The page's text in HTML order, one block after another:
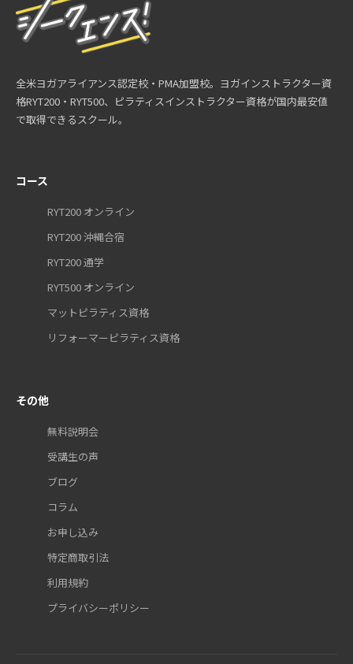
全米ヨガアライアンス認定校・PMA加盟校。ヨガインストラクター資
格RYT200・RYT500、ピラティスインストラクター資格が国内最安値
で取得できるスクール。
コース
RYT200 オンライン
RYT200 沖縄合宿
RYT200 通学
RYT500 オンライン
マットピラティス資格
リフォーマーピラティス資格
その他
無料説明会
受講生の声
ブログ
コラム
お申し込み
特定商取引法
利用規約
プライバシーポリシー